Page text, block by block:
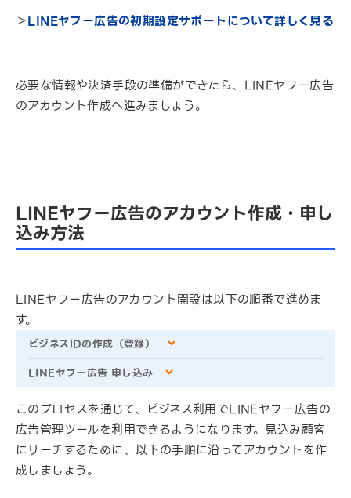
＞LINEヤフー広告の初期設定サポートについて詳しく見る
必要な情報や決済手段の準備ができたら、LINEヤフー広告
のアカウント作成へ進みましょう。
LINEヤフー広告のアカウント作成・申し
込み方法
LINEヤフー広告のアカウント開設は以下の順番で進めま
す。
ビジネスIDの作成（登録）
LINEヤフー広告 申し込み
このプロセスを通じて、ビジネス利用でLINEヤフー広告の
広告管理ツールを利用できるようになります。見込み顧客
にリーチするために、以下の手順に沿ってアカウントを作
成しましょう。